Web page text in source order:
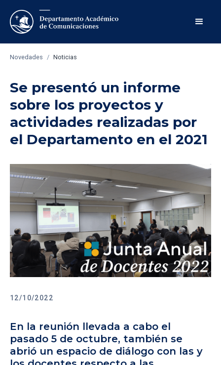
Novedades / Noticias
Se presentó un informe
sobre los proyectos y
actividades realizadas por
el Departamento en el 2021
12/10/2022
En la reunión llevada a cabo el
pasado 5 de octubre, también se
abrió un espacio de diálogo con las y